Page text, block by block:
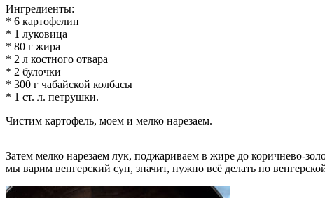
Ингредиенты:
* 6 картофелин
* 1 луковица
* 80 г жира
* 2 л костного отвара
* 2 булочки
* 300 г чабайской колбасы
* 1 ст. л. петрушки.
Чистим картофель, моем и мелко нарезаем.
Затем мелко нарезаем лук, поджариваем в жире до коричнево-
мы варим венгерский суп, значит, нужно всё делать по